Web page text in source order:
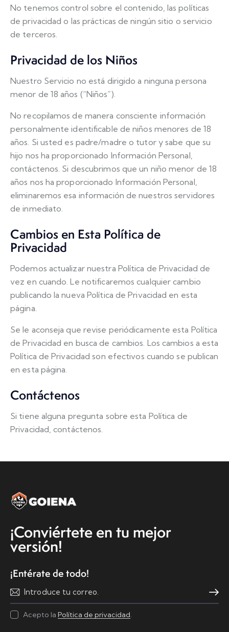
No tenemos control sobre el contenido, las políticas
de privacidad o las prácticas de ningún sitio o servicio
de terceros.
Privacidad de los Niños
Nuestro Servicio no está dirigido a ninguna persona
menor de 18 años (“Niños”).
No recopilamos de manera consciente información
personalmente identificable de niños menores de 18
años. Si usted es padre/madre o tutor y sabe que su
hijo nos ha proporcionado Información Personal,
contáctenos. Si descubrimos que un niño menor de 18
años nos ha proporcionado Información Personal,
eliminaremos esa información de nuestros servidores
de inmediato.
Cambios en Esta Política de
Privacidad
Podemos actualizar nuestra Política de Privacidad de
vez en cuando. Le notificaremos cualquier cambio
publicando la nueva Política de Privacidad en esta
página.
Se le aconseja que revise periódicamente esta Política
de Privacidad en busca de cambios. Los cambios a esta
Política de Privacidad son efectivos cuando se publican
en esta página.
Contáctenos
Si tiene alguna pregunta sobre esta Política de
Privacidad, contáctenos.
¡Conviértete en tu mejor
versión!
¡Entérate de todo!
Acepto la Política de privacidad.